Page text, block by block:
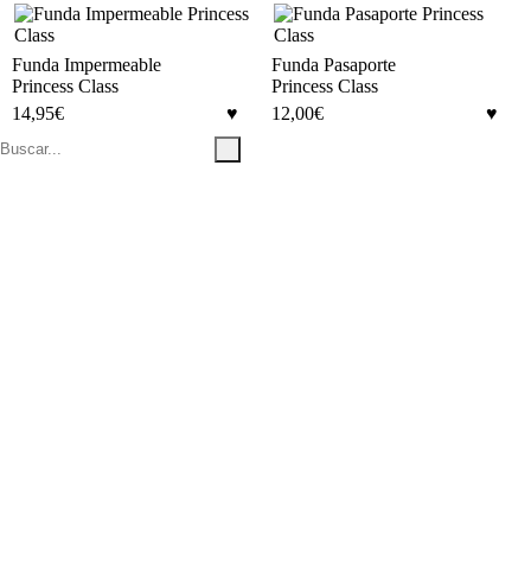
Funda Impermeable
Princess Class
14,95€
Funda Pasaporte
Princess Class
12,00€